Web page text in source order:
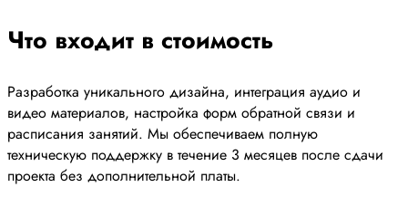
Что входит в стоимость
Разработка уникального дизайна, интеграция аудио и
видео материалов, настройка форм обратной связи и
расписания занятий. Мы обеспечиваем полную
техническую поддержку в течение 3 месяцев после сдачи
проекта без дополнительной платы.